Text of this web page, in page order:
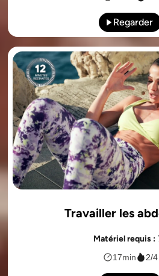
Regarder
Travailler les
Matériel requis :
17min 2/4